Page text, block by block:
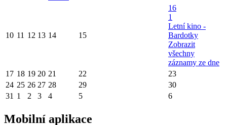
10 11 12 13 14 15
16
1
Letní kino -
Bardotky
Zobrazit
všechny
záznamy ze dne
17 18 19 20 21 22
23
24 25 26 27 28 29
30
31 1 2 3 4 5 6
Mobilní aplikace